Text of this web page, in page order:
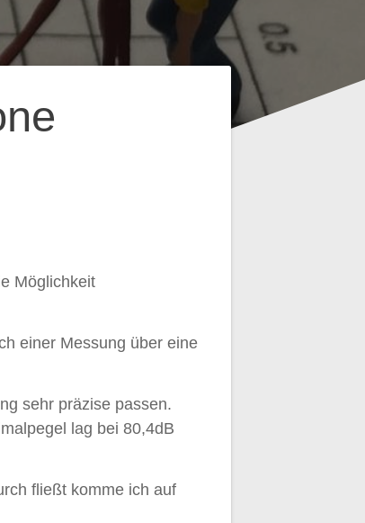
Möglichkeit
einer Messung über eine
sehr präzise passen.
lag bei 80,4dB
fließt komme ich auf